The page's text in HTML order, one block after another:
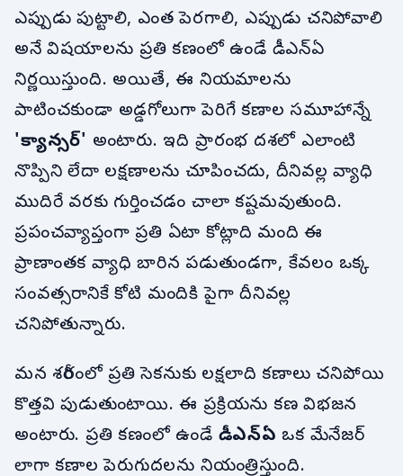
ఎప్పుడు పుట్టాలి, ఎంత పెరగాలి, ఎప్పుడు చనిపోవాలి
అనే విషయాలను ప్రతి కణంలో ఉండే డీఎన్ఏ
నిర్ణయిస్తుంది. అయితే, ఈ నియమాలను
పాటించకుండా అడ్డగోలుగా పెరిగే కణాల సమూహాన్నే
'క్యాన్సర్' అంటారు. ఇది ప్రారంభ దశలో ఎలాంటి
నొప్పిని లేదా లక్షణాలను చూపించదు, దీనివల్ల వ్యాధి
ముదిరే వరకు గుర్తించడం చాలా కష్టమవుతుంది.
ప్రపంచవ్యాప్తంగా ప్రతి ఏటా కోట్లాది మంది ఈ
ప్రాణాంతక వ్యాధి బారిన పడుతుండగా, కేవలం ఒక్క
సంవత్సరానికే కోటి మందికి పైగా దీనివల్ల
చనిపోతున్నారు.
మన శరీరంలో ప్రతి సెకనుకు లక్షలాది కణాలు చనిపోయి
కొత్తవి పుడుతుంటాయి. ఈ ప్రక్రియను కణ విభజన
అంటారు. ప్రతి కణంలో ఉండే డీఎన్ఏ ఒక మేనేజర్
లాగా కణాల పెరుగుదలను నియంత్రిస్తుంది.